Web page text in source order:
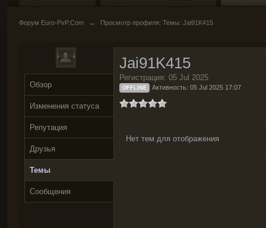
Форум Euro-PvP.Com → Просмотр профиля: Темы: Jai91K415
Обзор
Изменения статуса
Репутация
Друзья
Темы
Сообщения
Jai91K415
Регистрация: 05 Jul 2025
OFFLINE Активность: 05 Jul 2025 17:07
Нет тем для отображения